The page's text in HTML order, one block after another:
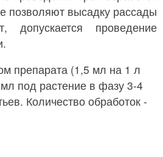
позволяют высадку рассады
допускается проведение
препарата (1,5 мл на 1 л
под растение в фазу 3-4
Количество обработок -